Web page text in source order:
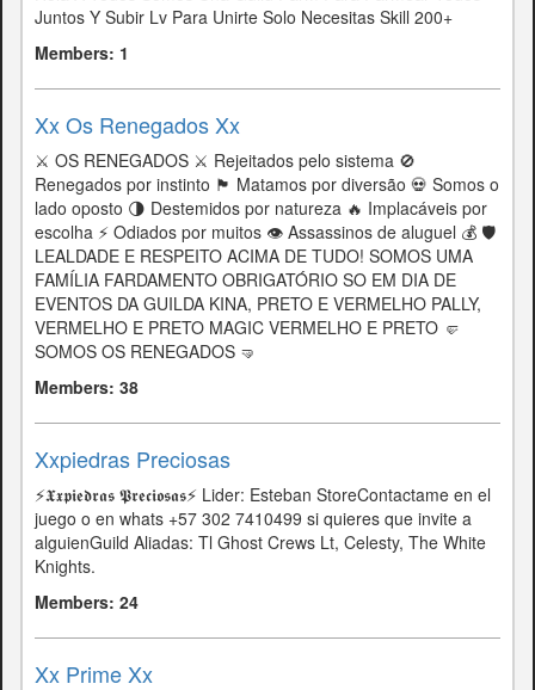
Juntos Y Subir Lv Para Unirte Solo Necesitas Skill 200+
Members: 1
Xx Os Renegados Xx
⚔️ OS RENEGADOS ⚔️ Rejeitados pelo sistema 🚫
Renegados por instinto 🏴 Matamos por diversão 💀 Somos o
lado oposto 🌗 Destemidos por natureza 🔥 Implacáveis por
escolha ⚡ Odiados por muitos 👁️ Assassinos de aluguel 💰 🛡️
LEALDADE E RESPEITO ACIMA DE TUDO! SOMOS UMA
FAMÍLIA FARDAMENTO OBRIGATÓRIO SO EM DIA DE
EVENTOS DA GUILDA KINA, PRETO E VERMELHO PALLY,
VERMELHO E PRETO MAGIC VERMELHO E PRETO 🤛
SOMOS OS RENEGADOS 🤜
Members: 38
Xxpiedras Preciosas
⚡𝖃𝖝𝖕𝖎𝖊𝖉𝖗𝖆𝖘 𝕻𝖗𝖊𝖈𝖎𝖔𝖘𝖆𝖘⚡ㅤㅤㅤㅤㅤㅤㅤㅤㅤㅤㅤㅤ Lider: Esteban StoreㅤㅤㅤㅤㅤㅤㅤㅤㅤㅤㅤㅤㅤㅤㅤContactame en el
juego o en whats +57 302 7410499 si quieres que invite a
alguienㅤㅤㅤㅤㅤㅤㅤㅤㅤㅤㅤGuild Aliadas: Tl Ghost Crews Lt, Celesty, The White
Knights.
Members: 24
Xx Prime Xx